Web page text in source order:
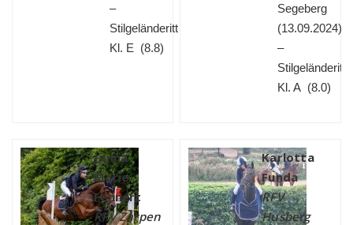
–
Stilgeländeritt
Kl. E (8.8)
Segeberg
(13.09.2024)
–
Stilgeländeritt
Kl. A (8.0)
Janna
Marie
Fennert
RFV Zarpen
Karlotta
Funda
RFV
Husberg